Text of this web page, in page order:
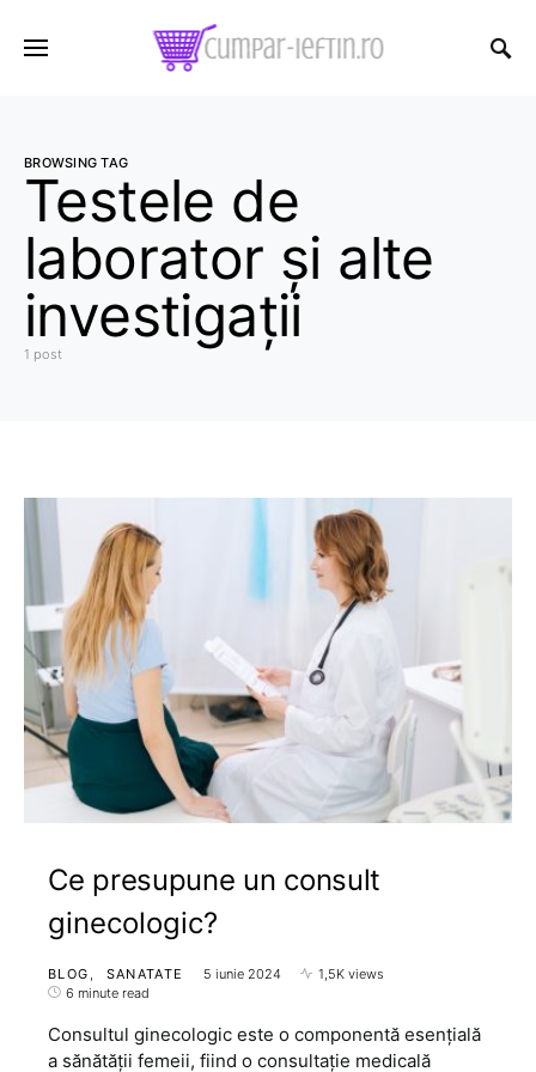
BROWSING TAG
Testele de
laborator și alte
investigații
1 post
Ce presupune un consult
ginecologic?
BLOG SANATATE 5 iunie 2024
1,5K views
6 minute read
Consultul ginecologic este o componentă esențială
a sănătății femeii, fiind o consultație medicală